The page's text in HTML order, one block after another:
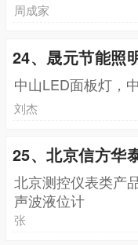
周成家
24、晟元节能照
中山LED面板灯，
刘杰
25、北京信方华
北京测控仪表类产
声波液位计
张